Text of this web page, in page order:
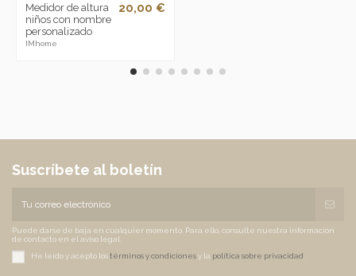
Medidor de altura
niños con nombre
personalizado
IMhome
20,00 €
Suscríbete al boletín
Puede darse de baja en cualquier momento. Para ello, consulte nuestra información
de contacto en el aviso legal.
He leído y acepto lostérminos y condicionesy la política sobre privacidad